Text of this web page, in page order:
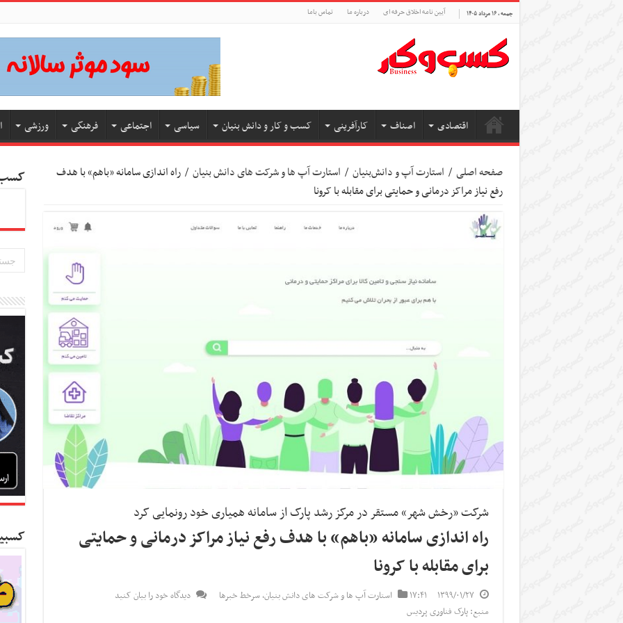
جمعه , ۱۶ مرداد ۱۴۰۵ آیین نامه اخلاق حرفه ای درباره ما تماس باما
اقتصادی اصناف کارآفرینی کسب و کار و دانش بنیان سیاسی اجتماعی فرهنگی ورزشی
صفحه اصلی / استارت آپ‌ و دانش‌بنیان‌ / استارت آپ ها و شرکت های دانش بنیان / راه اندازی سامانه «باهم» با هدف
رفع نیاز مراکز درمانی و حمایتی برای مقابله با کرونا
شرکت «رخش شهر» مستقر در مرکز رشد پارک از سامانه همیاری خود رونمایی کرد
راه اندازی سامانه «باهم» با هدف رفع نیاز مراکز درمانی و حمایتی
برای مقابله با کرونا
۱۳۹۹/۰۱/۲۷ ۱۷:۴۱ استارت آپ ها و شرکت های دانش بنیان,سرخط خبرها
دیدگاه خود را بیان کنید
منبع: پارک فناوری پردیس
کسب